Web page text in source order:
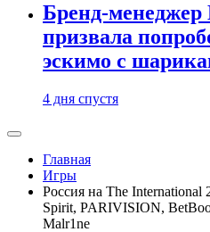
Бренд-
призвала
эскимо с
4 дня спустя
Главная
Игры
Россия на The International
Spirit, PARIVISION,
Malr1ne